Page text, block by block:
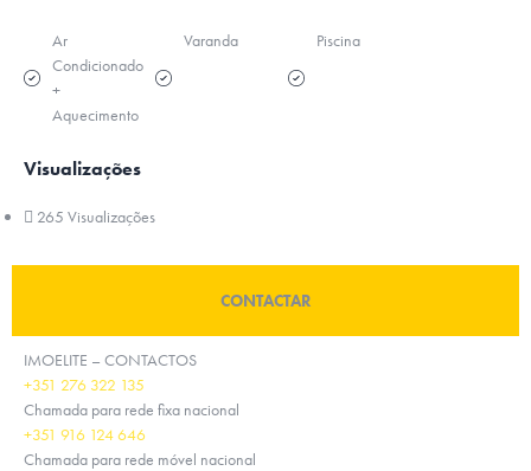
Ar
Condicionado
+
Aquecimento
Varanda Piscina
Visualizações
265 Visualizações
CONTACTAR
IMOELITE – CONTACTOS
+351 276 322 135
Chamada para rede fixa nacional
+351 916 124 646
Chamada para rede móvel nacional